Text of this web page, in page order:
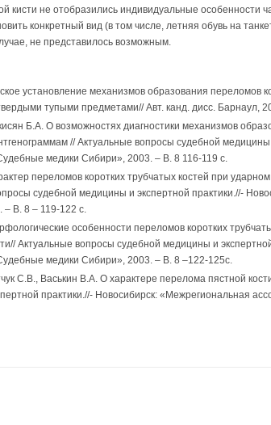
кисти не отобразились индивидуальные особенности
конкретный вид (в том числе, летняя обувь на
не представилось возможным.
установление механизмов образования переломов
тупыми предметами// Авт. канд. дисс. Барнаул,
Б.А. О возможностях диагностики механизмов
// Актуальные вопросы судебной медицины
медики Сибири», 2003. – В. 8 116-119 с.
переломов коротких трубчатых костей при
судебной медицины и экспертной практики.//-
В. 8 – 119-122 с.
особенности переломов коротких
Актуальные вопросы судебной медицины и
медики Сибири», 2003. – В. 8 –122-125с.
С.В., Васькин В.А. О характере перелома пястной
практики.//- Новосибирск: «Межрегиональная